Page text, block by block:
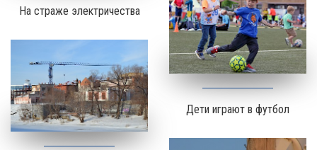
На страже электричества
Дети играют в футбол